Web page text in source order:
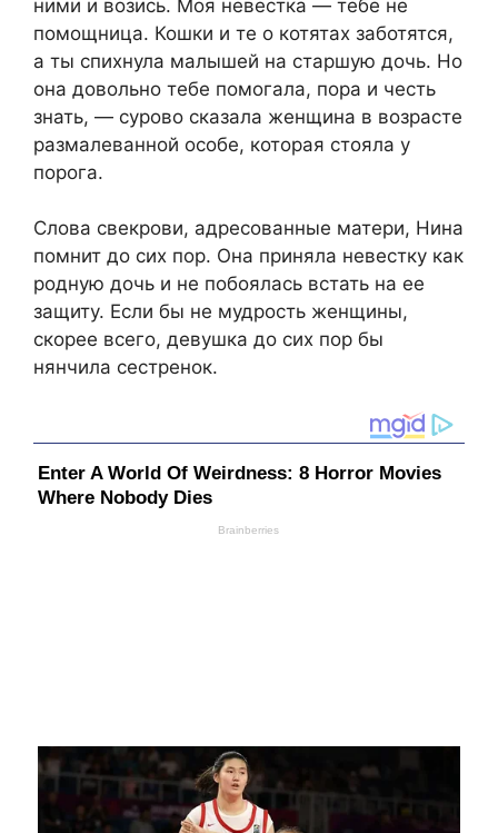
ними и возись. Моя невестка — тебе не
помощница. Кошки и те о котятах заботятся,
а ты спихнула малышей на старшую дочь. Но
она довольно тебе помогала, пора и честь
знать, — сурово сказала женщина в возрасте
размалеванной особе, которая стояла у
порога.
Слова свекрови, адресованные матери, Нина
помнит до сих пор. Она приняла невестку как
родную дочь и не побоялась встать на ее
защиту. Если бы не мудрость женщины,
скорее всего, девушка до сих пор бы
нянчила сестренок.